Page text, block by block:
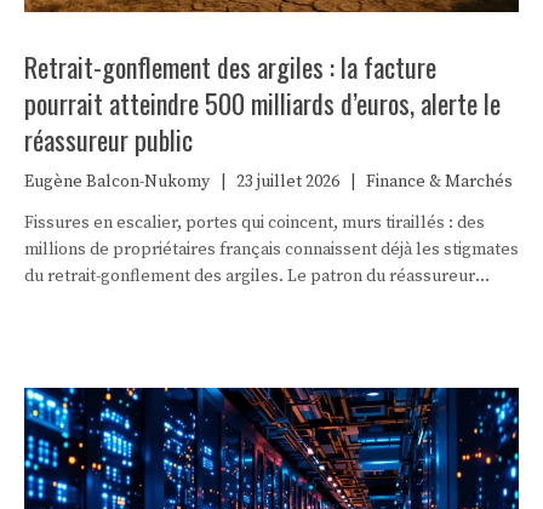
Retrait-gonflement des argiles : la facture
pourrait atteindre 500 milliards d’euros, alerte le
réassureur public
Eugène Balcon-Nukomy 23 juillet 2026
Finance & Marchés
Fissures en escalier, portes qui coincent, murs tiraillés : des
millions de propriétaires français connaissent déjà les stigmates
du retrait-gonflement des argiles. Le patron du réassureur